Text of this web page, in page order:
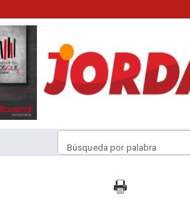
Búsqueda por palabra